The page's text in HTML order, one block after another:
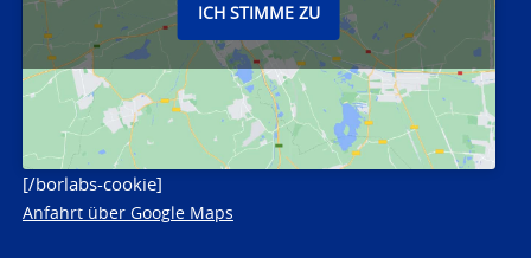
ICH STIMME ZU
[/borlabs-cookie]
Anfahrt über Google Maps